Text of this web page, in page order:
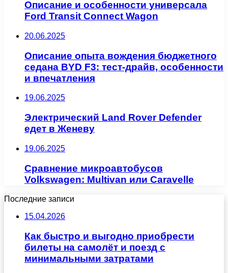
Описание и особенности универсала
Ford Transit Connect Wagon
20.06.2025
Описание опыта вождения бюджетного
седана BYD F3: тест-драйв, особенности
и впечатления
19.06.2025
Электрический Land Rover Defender
едет в Женеву
19.06.2025
Сравнение микроавтобусов
Volkswagen: Multivan или Caravelle
Последние записи
15.04.2026
Как быстро и выгодно приобрести
билеты на самолёт и поезд с
минимальными затратами